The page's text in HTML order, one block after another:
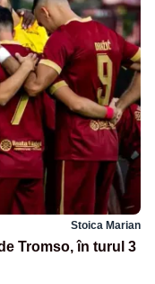
Stoica Marian
Tromso, în turul 3